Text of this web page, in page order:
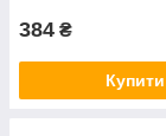
384 ₴
Купити